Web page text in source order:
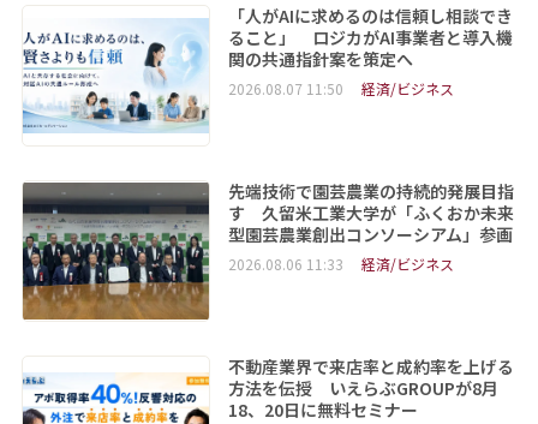
「人がAIに求めるのは信頼し相談でき
ること」 ロジカがAI事業者と導入機
関の共通指針案を策定へ
2026.08.07 11:50 経済/ビジネス
先端技術で園芸農業の持続的発展目指
す 久留米工業大学が「ふくおか未来
型園芸農業創出コンソーシアム」参画
2026.08.06 11:33 経済/ビジネス
不動産業界で来店率と成約率を上げる
方法を伝授 いえらぶGROUPが8月
18、20日に無料セミナー